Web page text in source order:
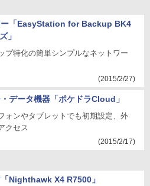
ー「EasyStation for Backup BK4
」
プ特化の簡単シンプルなネットワー
(2015/2/27)
データ機器「ポケドラCloud」
ォンやタブレットでも初期設定、外
クセス
(2015/2/17)
Nighthawk X4 R7500」